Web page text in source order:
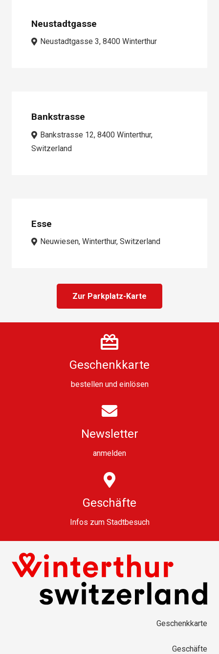
Neustadtgasse
Neustadtgasse 3, 8400 Winterthur
Bankstrasse
Bankstrasse 12, 8400 Winterthur,
Switzerland
Esse
Neuwiesen, Winterthur, Switzerland
Zur Parkplatz-Karte
Geschenkkarte
bestellenund einlösen
Newsletter
anmelden
Geschäfte
Infos zum Stadtbesuch
Geschenkkarte
Geschäfte